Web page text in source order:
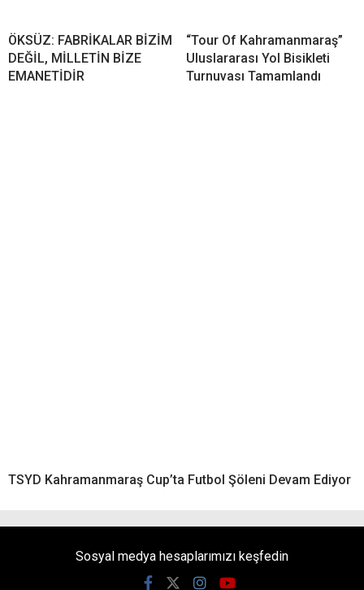
ÖKSÜZ: FABRİKALAR BİZİM
DEĞİL, MİLLETİN BİZE
EMANETİDİR
“Tour Of Kahramanmaraş”
Uluslararası Yol Bisikleti
Turnuvası Tamamlandı
TSYD Kahramanmaraş Cup’ta Futbol Şöleni Devam Ediyor
Sosyal medya hesaplarımızı keşfedin